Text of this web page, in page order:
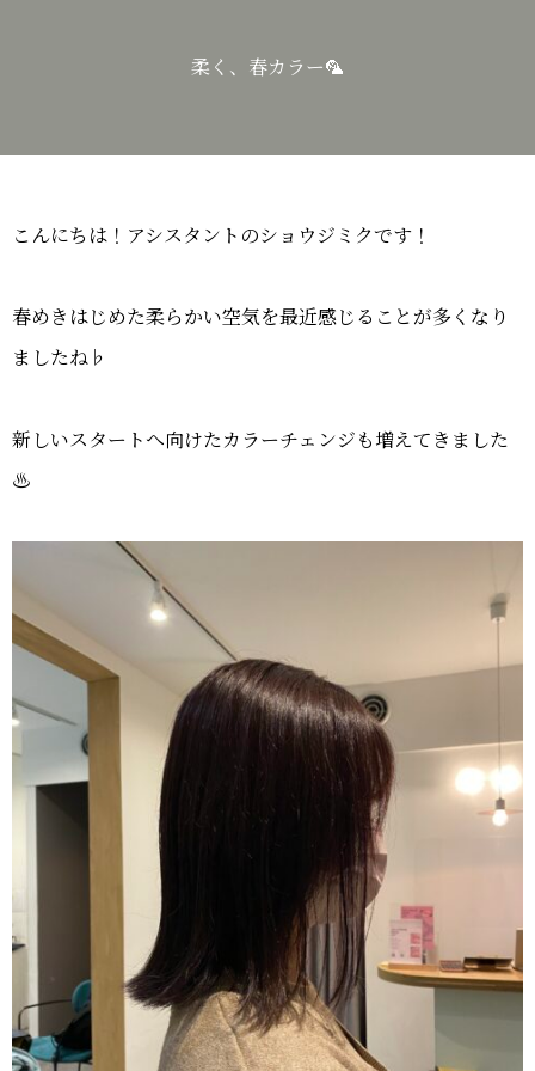
柔く、春カラー🦜
こんにちは！アシスタントのショウジミクです！
春めきはじめた柔らかい空気を最近感じることが多くなり
ましたね♭
新しいスタートへ向けたカラーチェンジも増えてきました
♨︎